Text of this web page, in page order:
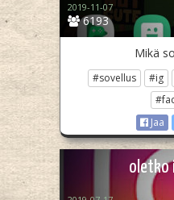
6193
2019-11-07
Mikä
#sovellus #ig
Jaa
oletko